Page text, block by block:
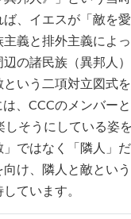
、イエスが「敵を
義と排外主義によ
の諸民族（異邦人
いう二項対立図式
、CCCのメンバー
そうにしている姿
ではなく「隣人」
け、隣人と敵とい
ています。